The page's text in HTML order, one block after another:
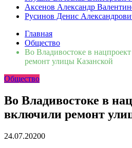
Аксенов Александр
Русинов Денис
Главная
Общество
Во Владивостоке в
ремонт улицы Казанской
Общество
Во Владивостоке в
включили ремонт
24.07.20200